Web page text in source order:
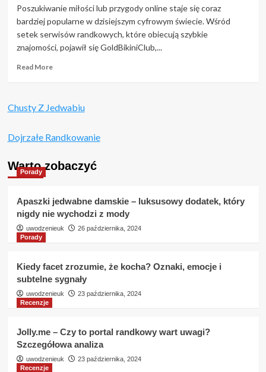
Jak
znaleźć
idealnego
partnera
z
Poszukiwanie miłości lub przygody online staje się coraz
bardziej popularne w dzisiejszym cyfrowym świecie. Wśród
setek serwisów randkowych, które obiecują szybkie
znajomości, pojawił się GoldBikiniClub,...
Read MoreRead
–
Szczegółowa
Chusty Z Jedwabiu
Dojrzałe Randkowanie
Warto zobaczyć
Porady
Apaszki jedwabne damskie – luksusowy dodatek, który
nigdy nie wychodzi z mody
uwodzenieuk
26 października, 2024
Porady
Kiedy facet zrozumie, że kocha? Oznaki, emocje i
subtelne sygnały
uwodzenieuk
23 października, 2024
Recenzje
Jolly.me – Czy to portal randkowy wart uwagi?
Szczegółowa analiza
uwodzenieuk
23 października, 2024
Recenzje